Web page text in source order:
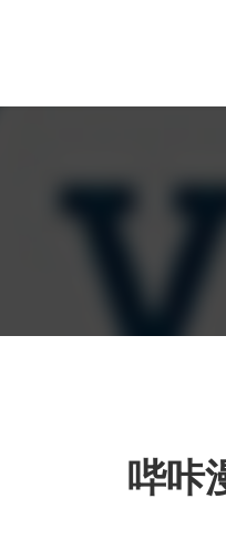
哔咔